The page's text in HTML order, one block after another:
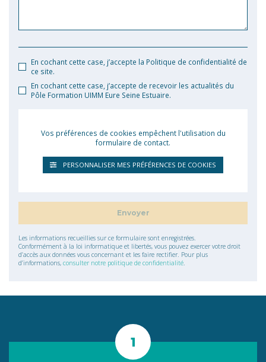
En cochant cette case, j’accepte la Politique de confidentialité de
ce site.
En cochant cette case, j’accepte de recevoir les actualités du
Pôle Formation UIMM Eure Seine Estuaire.
Vos préférences de cookies empêchent l'utilisation du
formulaire de contact.
PERSONNALISER MES PRÉFÉRENCES DE COOKIES
Les informations recueillies sur ce formulaire sont enregistrées.
Conformément à la loi informatique et libertés, vous pouvez exercer votre droit
d’accès aux données vous concernant et les faire rectifier. Pour plus
d’informations, consulter notre politique de confidentialité.